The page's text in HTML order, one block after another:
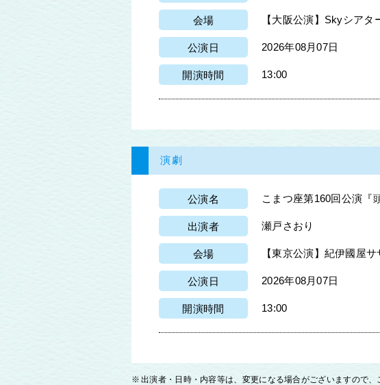
会場 【大阪公演】Skyシアタ
公演日 2026年08月07日
開演時間 13:00
演劇
公演名 こまつ座第160回公演『
出演者 瀬戸さおり
会場 【東京公演】紀伊國屋
公演日 2026年08月07日
開演時間 13:00
出演者・日時・内容等は、変更になる場合がございますので、